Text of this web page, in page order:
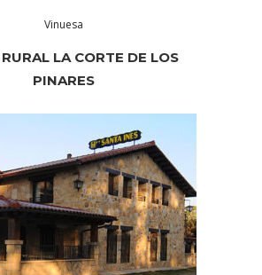
Vinuesa
LA CORTE DE LOS
PINARES